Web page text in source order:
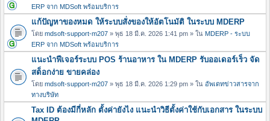
ERP จาก MDSoft พร้อมบริการ
แก้ปัญหาของหมด ให้ระบบสั่งของให้อัตโนมัติ ในระบบ MDERP
โดย mdsoft-support-m207 » พุธ 18 มี.ค. 2026 1:41 pm » ใน MDERP - ระบบ
ERP จาก MDSoft พร้อมบริการ
แนะนำฟีเจอร์ระบบ POS ร้านอาหาร ใน MDERP รับออเดอร์เร็ว จัด
สต็อกง่าย ขายคล่อง
โดย mdsoft-support-m207 » พุธ 18 มี.ค. 2026 1:29 pm » ใน อัพเดทข่าวสารจาก
ทางบริษัท
Tax ID ต้องมีกี่หลัก ตั้งค่ายังไง แนะนำวิธีตั้งค่าใช้กับเอกสาร ในระบบ